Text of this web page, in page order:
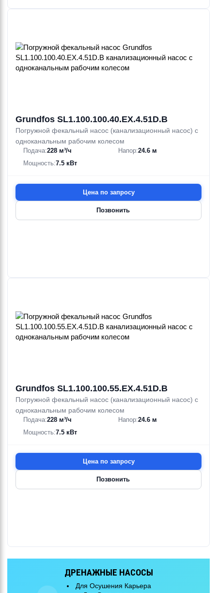
Grundfos SL1.100.100.40.EX.4.51D.B
Погружной фекальный насос (канализационный насос) с
одноканальным рабочим колесом
Подача:228 м³/ч Напор:24.6 м
Мощность:7.5 кВт
Цена по запросу
Позвонить
Grundfos SL1.100.100.55.EX.4.51D.B
Погружной фекальный насос (канализационный насос) с
одноканальным рабочим колесом
Подача:228 м³/ч Напор:24.6 м
Мощность:7.5 кВт
Цена по запросу
Позвонить
КАНАЛИЗАЦИОННЫЕ НАСОСЫ
Для Очистных Сооружений